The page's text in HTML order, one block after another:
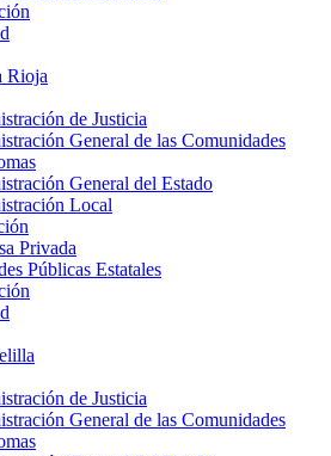
Rioja
de Justicia
General de las Comunidades
General del Estado
Local
Privada
Públicas Estatales
de Justicia
General de las Comunidades